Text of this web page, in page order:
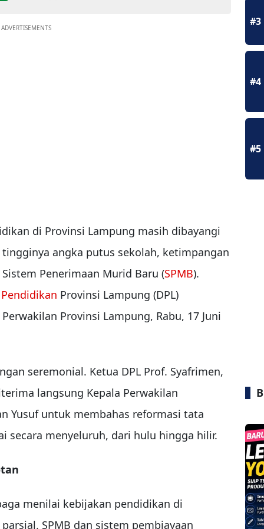
ADVERTISEMENTS
di Provinsi Lampung masih dibayangi
angka putus sekolah, ketimpangan
Penerimaan Murid Baru (SPMB).
Provinsi Lampung (DPL)
Provinsi Lampung, Rabu, 17 Juni
seremonial. Ketua DPL Prof. Syafrimen,
langsung Kepala Perwakilan
Yusuf untuk membahas reformasi tata
secara menyeluruh, dari hulu hingga hilir.
menilai kebijakan pendidikan di
SPMB dan sistem pembiayaan
#3
#4
#5